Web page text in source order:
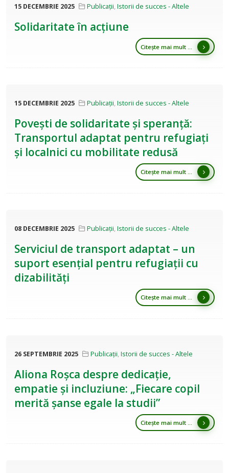
15 DECEMBRIE 2025 Publicații, Istorii de succes - Altele
Solidaritate în acțiune
Citește mai mult ...
15 DECEMBRIE 2025 Publicații, Istorii de succes - Altele
Povești de solidaritate și speranță:
Transportul adaptat pentru refugiați
și localnici cu mobilitate redusă
Citește mai mult ...
08 DECEMBRIE 2025 Publicații, Istorii de succes - Altele
Serviciul de transport adaptat – un
suport esențial pentru refugiații cu
dizabilități
Citește mai mult ...
26 SEPTEMBRIE 2025 Publicații, Istorii de succes - Altele
Aliona Roșca despre dedicație,
empatie și incluziune: „Fiecare copil
merită șanse egale la studii”
Citește mai mult ...